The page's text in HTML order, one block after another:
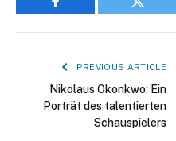
Facebook Twitter
PREVIOUS ARTICLE
Nikolaus Okonkwo: Ein
Porträt des talentierten
Schauspielers